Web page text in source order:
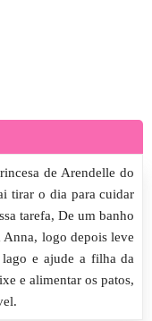
de Arendelle do
tirar o dia para cuidar
tarefa, De um banho
Anna, logo depois leve
e ajude a filha da
e alimentar os patos,